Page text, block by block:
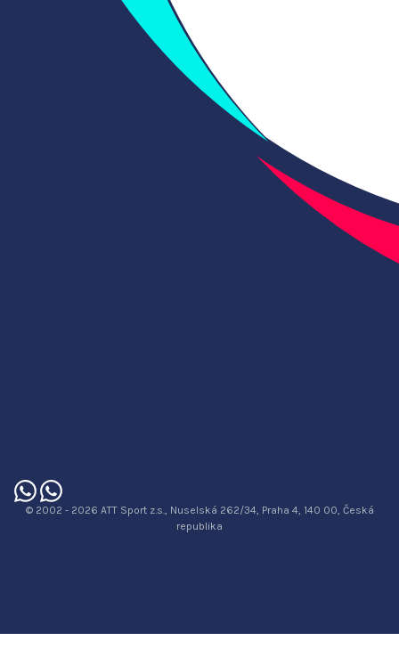
© 2002 - 2026 ATT Sport z.s., Nuselská 262/34, Praha 4, 140 00, Česká
republika